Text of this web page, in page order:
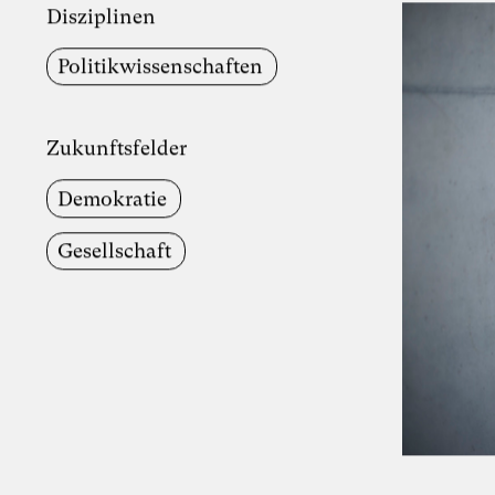
Disziplinen
Politik­wissenschaften
Zukunftsfelder
Demokratie
Gesellschaft